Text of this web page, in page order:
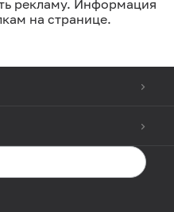
рекламу. Информация
на странице.